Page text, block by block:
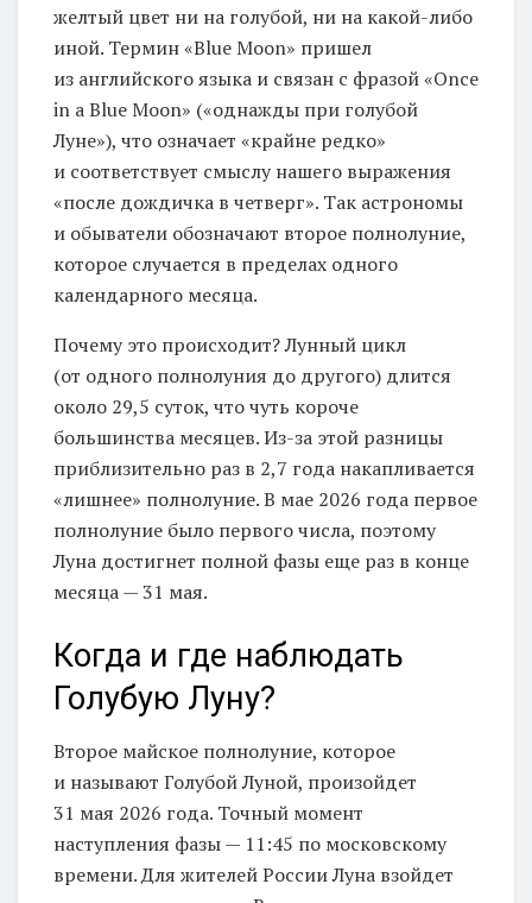
желтый цвет ни на голубой, ни на какой-либо
иной. Термин «Blue Moon» пришел
из английского языка и связан с фразой «Once
in a Blue Moon» («однажды при голубой
Луне»), что означает «крайне редко»
и соответствует смыслу нашего выражения
«после дождичка в четверг». Так астрономы
и обыватели обозначают второе полнолуние,
которое случается в пределах одного
календарного месяца.
Почему это происходит? Лунный цикл
(от одного полнолуния до другого) длится
около 29,5 суток, что чуть короче
большинства месяцев. Из-за этой разницы
приблизительно раз в 2,7 года накапливается
«лишнее» полнолуние. В мае 2026 года первое
полнолуние было первого числа, поэтому
Луна достигнет полной фазы еще раз в конце
месяца — 31 мая.
Когда и где наблюдать
Голубую Луну?
Второе майское полнолуние, которое
и называют Голубой Луной, произойдет
31 мая 2026 года. Точный момент
наступления фазы — 11:45 по московскому
времени. Для жителей России Луна взойдет